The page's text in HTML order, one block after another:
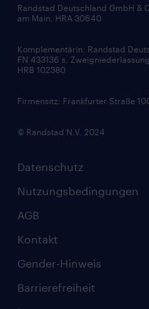
Zertifikate und
Bewerbungsratgeber
Soft Skills
Skills
Datenschutz
Nutzungsbedingungen
AGB
Kontakt
Gender-Hinweis
Barrierefreiheit
Randstad Deutschland GmbH &
am Main, HRA 30640
Komplementärin: Randstad
FN 433136 s,
HRB 102380
Firmensitz: Frankfurter Straße
© Randstad N.V. 2024